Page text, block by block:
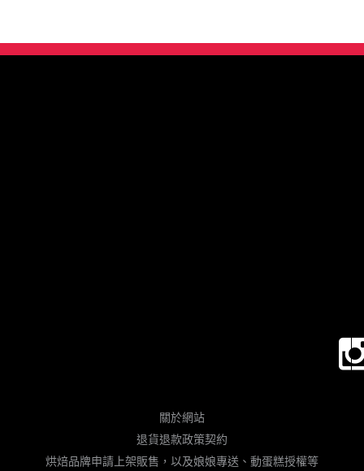
關於網站
退貨退款政策契約
烘焙品牌申請上架販售，以及娘娘專送、動蛋糕授權等